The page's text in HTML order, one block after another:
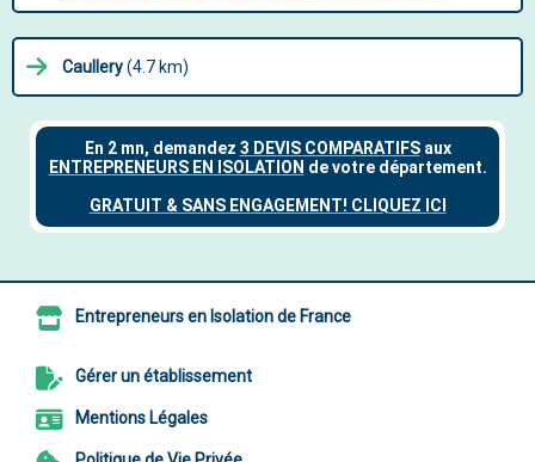
Caullery(4.7 km)
Entrepreneurs en Isolation de France
Gérer un établissement
Mentions Légales